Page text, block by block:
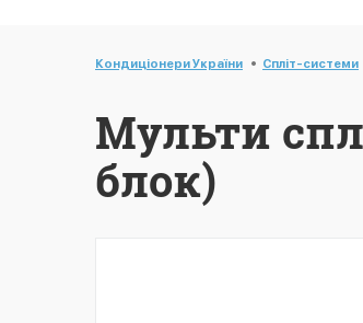
Кондиціонери України Спліт-системи
Мульти
блок)